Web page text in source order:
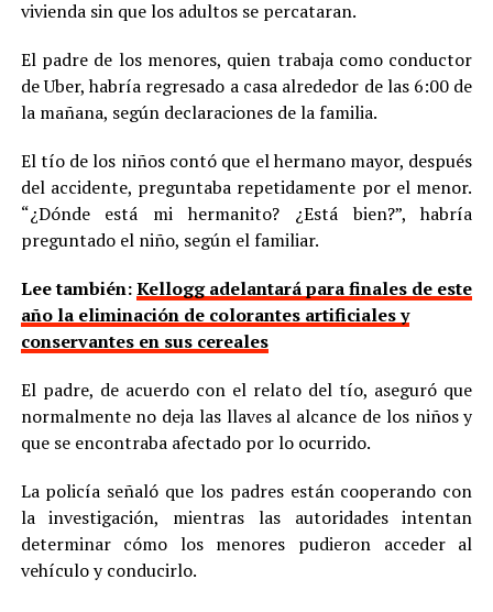
vivienda sin que los adultos se percataran.
El padre de los menores, quien trabaja como conductor
de Uber, habría regresado a casa alrededor de las 6:00 de
la mañana, según declaraciones de la familia.
El tío de los niños contó que el hermano mayor, después
del accidente, preguntaba repetidamente por el menor.
“¿Dónde está mi hermanito? ¿Está bien?”, habría
preguntado el niño, según el familiar.
Lee también:Kellogg adelantará para finales de este
año la eliminación de colorantes artificiales y
conservantes en sus cereales
El padre, de acuerdo con el relato del tío, aseguró que
normalmente no deja las llaves al alcance de los niños y
que se encontraba afectado por lo ocurrido.
La policía señaló que los padres están cooperando con
la investigación, mientras las autoridades intentan
determinar cómo los menores pudieron acceder al
vehículo y conducirlo.